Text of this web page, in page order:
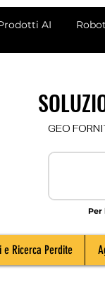
AI
GEO
Per
e Ricerca Perdite